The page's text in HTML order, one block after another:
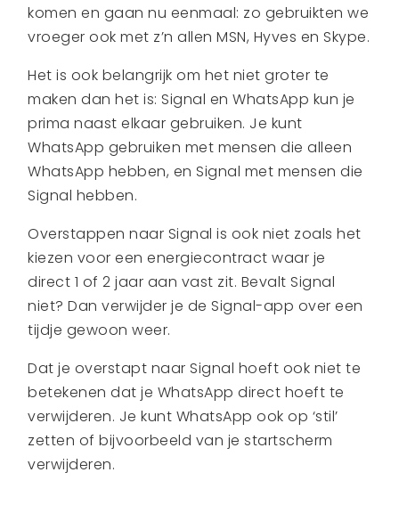
komen en gaan nu eenmaal: zo gebruikten we
vroeger ook met z’n allen MSN, Hyves en Skype.
Het is ook belangrijk om het niet groter te
maken dan het is: Signal en WhatsApp kun je
prima naast elkaar gebruiken. Je kunt
WhatsApp gebruiken met mensen die alleen
WhatsApp hebben, en Signal met mensen die
Signal hebben.
Overstappen naar Signal is ook niet zoals het
kiezen voor een energiecontract waar je
direct 1 of 2 jaar aan vast zit. Bevalt Signal
niet? Dan verwijder je de Signal-app over een
tijdje gewoon weer.
Dat je overstapt naar Signal hoeft ook niet te
betekenen dat je WhatsApp direct hoeft te
verwijderen. Je kunt WhatsApp ook op ‘stil’
zetten of bijvoorbeeld van je startscherm
verwijderen.